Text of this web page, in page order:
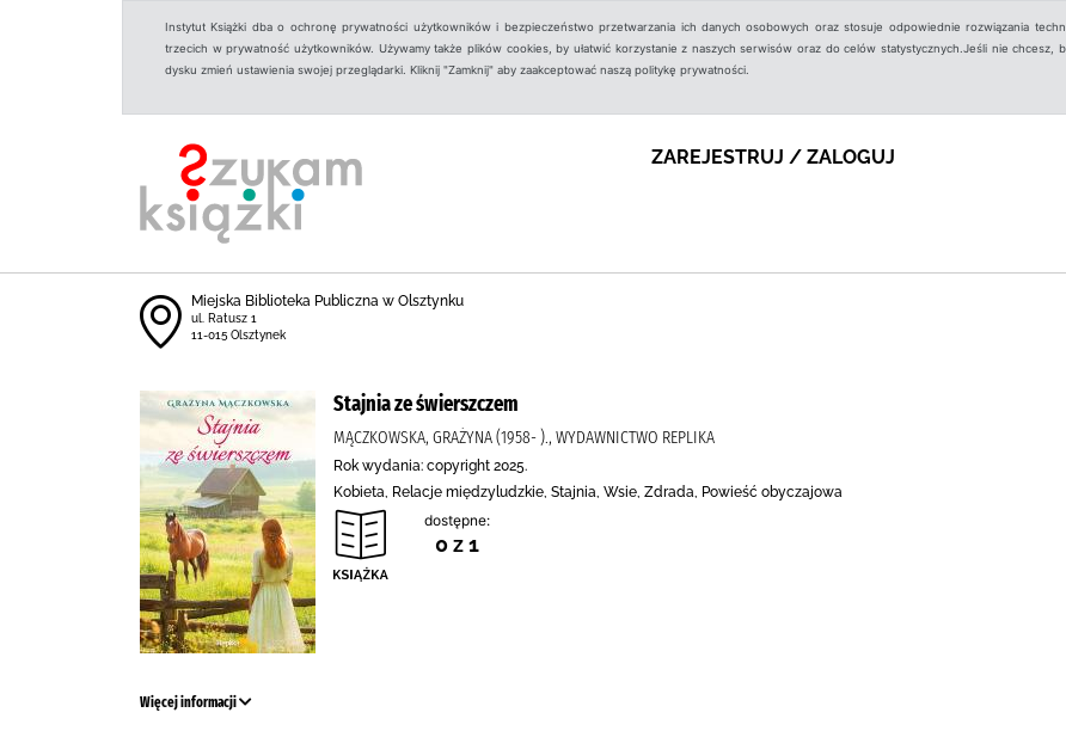
Instytut Książki dba o ochronę prywatności użytkowników i bezpieczeństwo przetwarzania ich danych osobowych oraz stosuje odpowiednie rozwiązania
trzecich w prywatność użytkowników. Używamy także plików cookies, by ułatwić korzystanie z naszych serwisów oraz do celów statystycznych.Jeśli nie chcesz,
dysku zmień ustawienia swojej przeglądarki. Kliknij "Zamknij" aby zaakceptować naszą politykę prywatności.
ZAREJESTRUJ / ZALOGUJ
Miejska Biblioteka Publiczna w Olsztynku
ul. Ratusz 1
11-015 Olsztynek
Stajnia ze świerszczem
MĄCZKOWSKA, GRAŻYNA (1958- )., WYDAWNICTWO REPLIKA
Rok wydania: copyright 2025.
Kobieta, Relacje międzyludzkie, Stajnia, Wsie, Zdrada, Powieść obyczajowa
dostępne:
0 z 1
Więcej informacji